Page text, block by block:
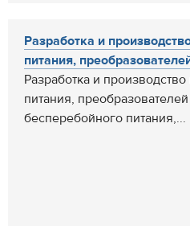
Разработка и
питания,
Разработка и
питания,
бесперебойного питания,...